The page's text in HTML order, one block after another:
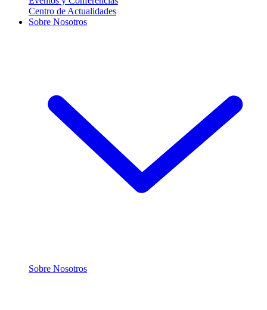
Centro de Actualidades
Sobre Nosotros
Sobre Nosotros